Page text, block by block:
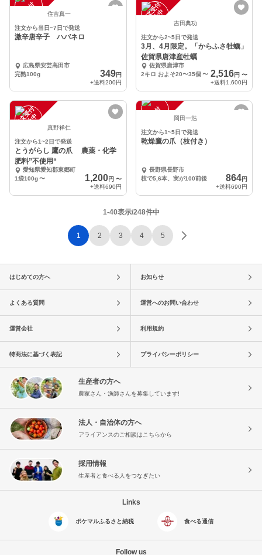
注
文
受
付
停
止 住吉真一
注文から当日~7日で発送
激辛唐辛子 ハバネロ
広島県安芸高田市
完熟100g
349円
+送料200円
注
文
受
付
停
止
中 吉田典功
注文から2~5日で発送
3月、4月限定。「からふさ牡蠣」
佐賀県唐津産牡蠣
佐賀県唐津市
2キロ およそ20〜35個 〜 2,516円 〜
+送料1,600円
注
文
受
付
停
止
中 真野祥仁
注文から1~2日で発送
とうがらし 鷹の爪 農薬・化学
肥料”不使用“
愛知県愛知郡東郷町
1袋100g〜 1,200円 〜
+送料690円
注
文
受
付
停
止 岡田一浩
注文から1~5日で発送
乾燥鷹の爪（枝付き）
長野県長野市
枝で5,6本、実が100前後
864円
+送料690円
1-40表示/248件中
1 2 3 4 5
はじめての方へ お知らせ
よくある質問 運営へのお問い合わせ
運営会社 利用規約
特商法に基づく表記 プライバシーポリシー
生産者の方へ
農家さん・漁師さんを募集しています!
法人・自治体の方へ
アライアンスのご相談はこちらから
採用情報
生産者と食べる人をつなぎたい
Links
ポケマルふるさと納税 食べる通信
Follow us